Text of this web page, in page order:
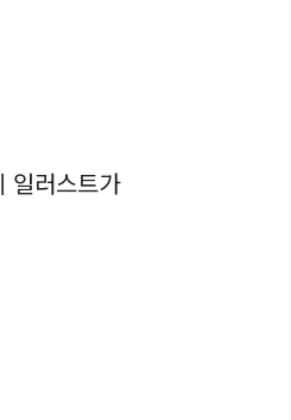
일러스트가